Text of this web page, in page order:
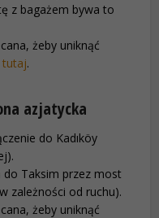
z bagażem bywa to
żeby uniknąć
tutaj.
azjatycka
do Kadıköy
do Taksim przez most
zależności od ruchu).
żeby uniknąć